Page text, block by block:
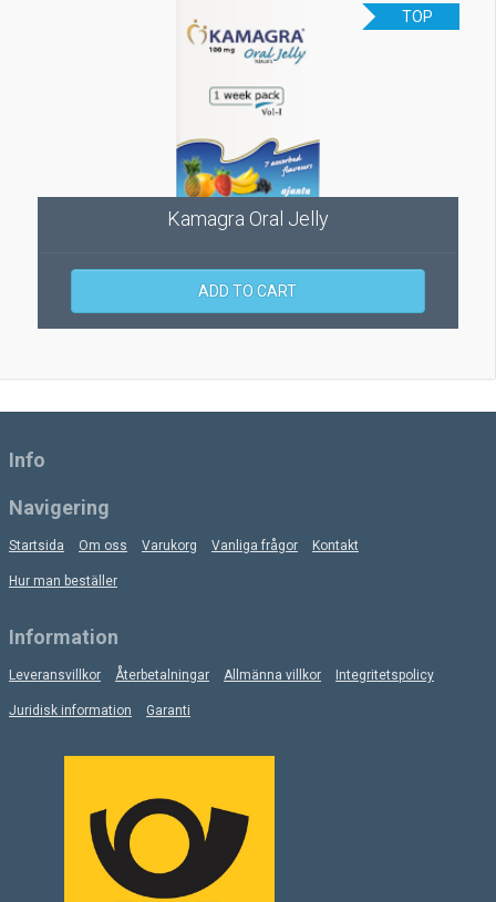
TOP
Kamagra Oral Jelly
ADD TO CART
Info
Navigering
Startsida Om oss Varukorg Vanliga frågor Kontakt
Hur man beställer
Information
Leveransvillkor Återbetalningar Allmänna villkor Integritetspolicy
Juridisk information Garanti